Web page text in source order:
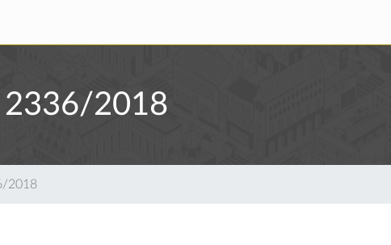
2336/2018
2018